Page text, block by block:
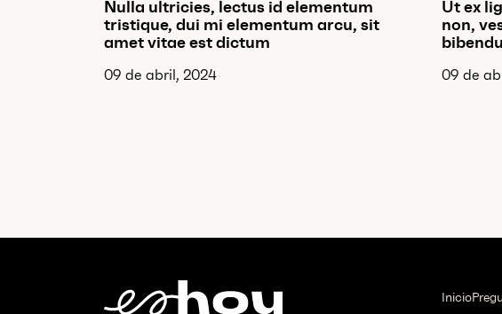
Nulla ultricies, lectus id elementum
tristique, dui mi elementum arcu, sit
amet vitae est dictum
09 de abril, 2024
Ut ex
non,
09 de
Inicio